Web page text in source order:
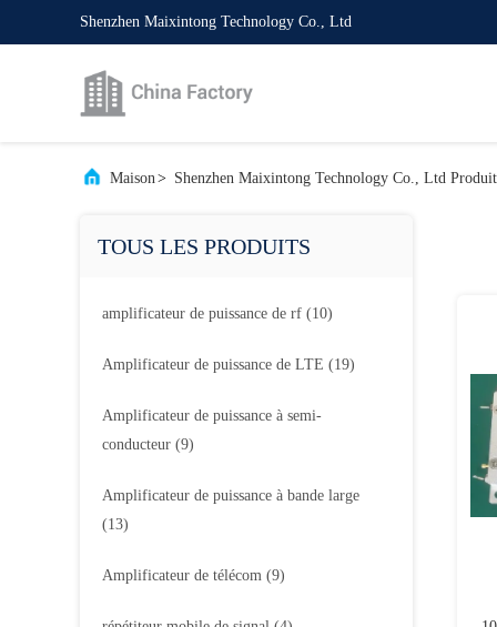
Shenzhen Maixintong Technology Co., Ltd
Maison> Shenzhen Maixintong Technology Co., Ltd
TOUS LES PRODUITS
amplificateur de puissance de rf (10)
Amplificateur de puissance de LTE (19)
Amplificateur de puissance à semi-
conducteur (9)
Amplificateur de puissance à bande large
(13)
Amplificateur de télécom (9)